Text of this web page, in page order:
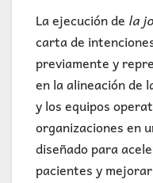
La ejecución de la
carta de
previamente y
en la alineación de
y los equipos
organizaciones en
diseñado para
pacientes y